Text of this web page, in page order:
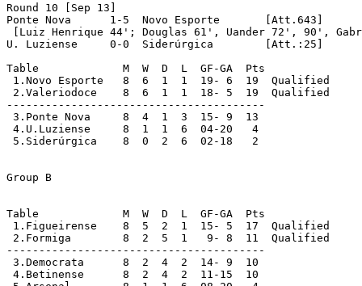
Round 10 [Sep 13]
Ponte Nova	1-5  Novo Esporte	[Att.643]
[Luiz Henrique 44'; Douglas 61', Uander 72', 90',
U. Luziense	0-0  Siderúrgica	[Att.:25]
Table		  M  W  D  L  GF-GA  Pts
1.Novo Esporte	  8  6  1  1  19- 6  19  Qualified
2.Valeriodoce	  8  6  1  1  18- 5  19  Qualified
----------------------------------------
3.Ponte Nova	  8  4  1  3  15- 9  13
4.U.Luziense	  8  1  1  6  04-20   4
5.Siderúrgica	  8  0  2  6  02-18   2
Group B
Table		  M  W  D  L  GF-GA  Pts
1.Figueirense	  8  5  2  1  15- 5  17  Qualified
2.Formiga	  8  2  5  1   9- 8  11  Qualified
----------------------------------------
3.Democrata	  8  2  4  2  14- 9  10
4.Betinense	  8  2  4  2  11-15  10